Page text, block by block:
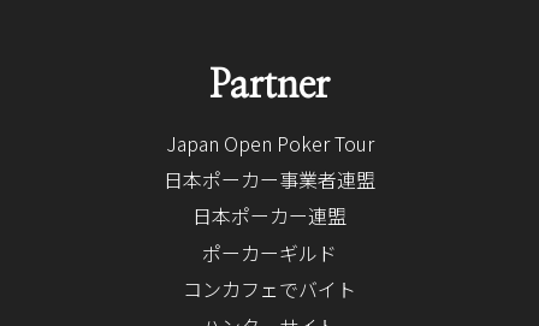
Partner
Japan Open Poker Tour
日本ポーカー事業者連盟
日本ポーカー連盟
ポーカーギルド
コンカフェでバイト